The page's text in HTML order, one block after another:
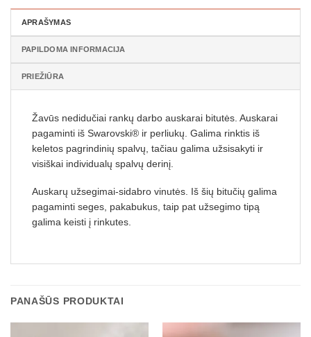
APRAŠYMAS
PAPILDOMA INFORMACIJA
PRIEŽIŪRA
Žavūs nedidučiai rankų darbo auskarai bitutės. Auskarai
pagaminti iš Swarovski® ir perliukų. Galima rinktis iš
keletos pagrindinių spalvų, tačiau galima užsisakyti ir
visiškai individualų spalvų derinį.
Auskarų užsegimai-sidabro vinutės. Iš šių bitučių galima
pagaminti seges, pakabukus, taip pat užsegimo tipą
galima keisti į rinkutes.
PANAŠŪS PRODUKTAI